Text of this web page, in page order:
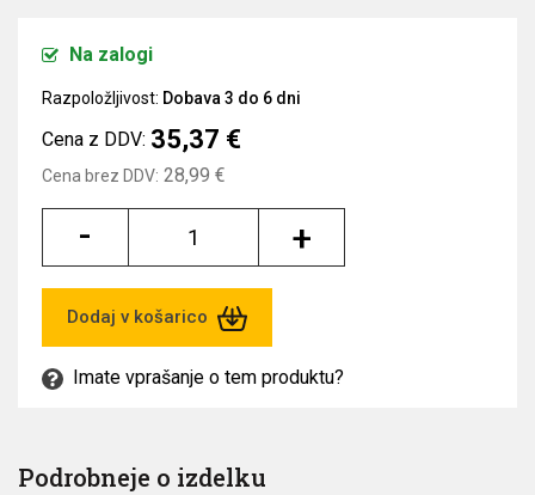
Na zalogi
Razpoložljivost: Dobava 3 do 6 dni
Cena z DDV: 35,37 €
Cena brez DDV: 28,99 €
- +
Dodaj v košarico
Imate vprašanje o tem produktu?
Podrobneje o izdelku